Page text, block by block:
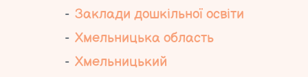
Заклади дошкільної освіти
Хмельницька область
Хмельницький